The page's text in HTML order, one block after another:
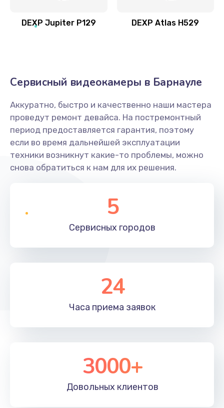
DEXP Jupiter P129 DEXP Atlas H529
Сервисный видеокамеры в Барнауле
Аккуратно, быстро и качественно наши мастера
проведут ремонт девайса. На постремонтный
период предоставляется гарантия, поэтому
если во время дальнейшей эксплуатации
техники возникнут какие-то проблемы, можно
снова обратиться к нам для их решения.
5
Сервисных городов
24
Часа приема заявок
3000+
Довольных клиентов